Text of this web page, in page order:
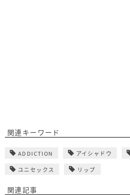
関連キーワード
ADDICTION アイシャドウ
ユニセックス リップ
関連記事